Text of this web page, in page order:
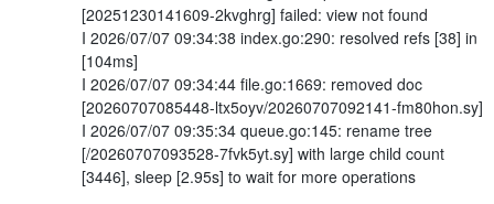
[20251230141609-2kvghrg] failed: view not found
I 2026/07/07 09:34:38 index.go:290: resolved refs [38] in
[104ms]
I 2026/07/07 09:34:44 file.go:1669: removed doc
[20260707085448-ltx5oyv/20260707092141-fm80hon.sy]
I 2026/07/07 09:35:34 queue.go:145: rename tree
[/20260707093528-7fvk5yt.sy] with large child count
[3446], sleep [2.95s] to wait for more operations